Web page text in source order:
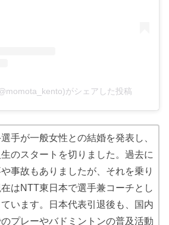
がシェアした投稿
手が一般女性との結婚を発表し、
のスタートを切りました。過去に
事故もありましたが、それを乗り
はNTT東日本で選手兼コーチとし
います。日本代表引退後も、国内
のプレーやバドミントンの普及活動